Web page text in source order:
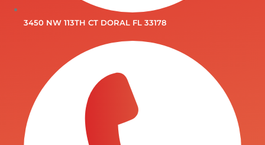
3450 NW 113TH CT DORAL FL 33178